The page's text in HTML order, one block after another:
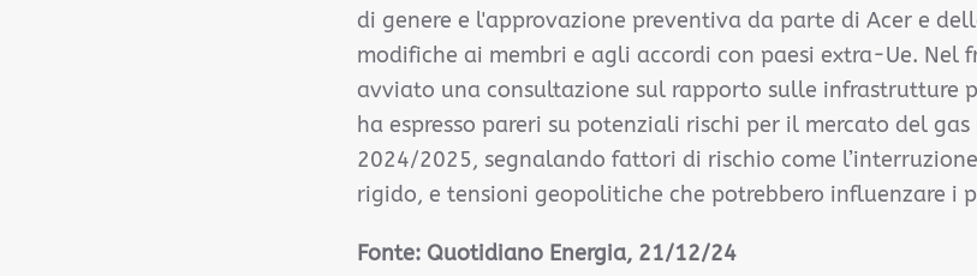
di genere e l'approvazione preventiva da parte di Acer e
modifiche ai membri e agli accordi con paesi extra-Ue. Nel
avviato una consultazione sul rapporto sulle infrastrutture
ha espresso pareri su potenziali rischi per il mercato del
2024/2025, segnalando fattori di rischio come
rigido, e tensioni geopolitiche che potrebbero influenzare i
Fonte: Quotidiano Energia, 21/12/24